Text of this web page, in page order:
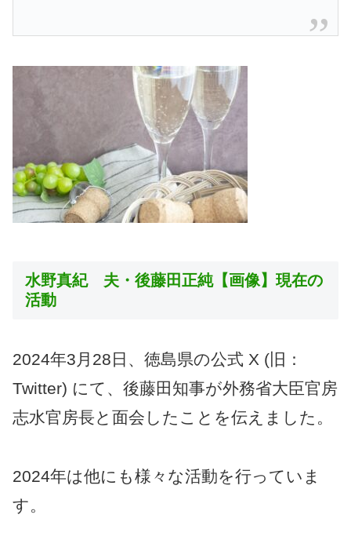
水野真紀 夫・後藤田正純【画像】現在の
活動
2024年3月28日、徳島県の公式 X (旧：
Twitter) にて、後藤田知事が外務省大臣官房
志水官房長と面会したことを伝えました。
2024年は他にも様々な活動を行っていま
す。